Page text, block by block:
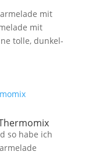
mit
mit
tolle, dunkel-
so habe ich